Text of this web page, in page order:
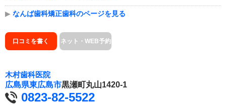
▶ なんば歯科矯正歯科のページを見る
口コミを書く ネット・WEB予約
木村歯科医院
広島県東広島市黒瀬町丸山1420-1
0823-82-5522